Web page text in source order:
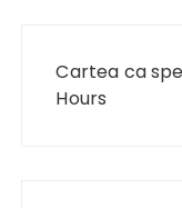
articole
Cartea ca
Hours